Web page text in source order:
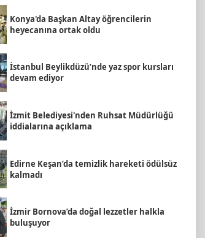
Konya'da Başkan Altay öğrencilerin
heyecanına ortak oldu
İstanbul Beylikdüzü’nde yaz spor kursları
devam ediyor
İzmit Belediyesi'nden Ruhsat Müdürlüğü
iddialarına açıklama
Edirne Keşan’da temizlik hareketi ödülsüz
kalmadı
İzmir Bornova’da doğal lezzetler halkla
buluşuyor